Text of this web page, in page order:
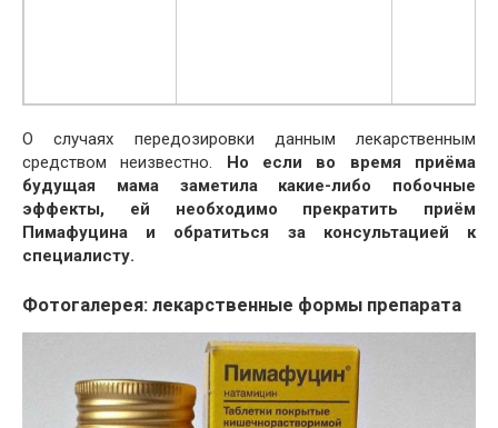
О случаях передозировки данным лекарственным
средством неизвестно.
Но если во время приёма
будущая мама заметила какие-либо побочные
эффекты, ей необходимо прекратить приём
Пимафуцина и обратиться за консультацией к
специалисту.
Фотогалерея: лекарственные формы препарата